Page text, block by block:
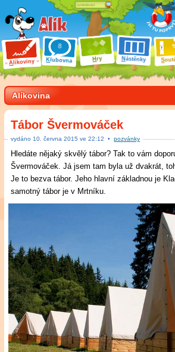
Alíkoviny Klubovna Hry Nástěnky S
Alíkovina
Tábor Švermováček
vydáno 10. června 2015 ve 22:12 • pozvánky
Hledáte nějaký skvělý tábor? Tak to vám
Švermováček. Já jsem tam byla už dvakrát,
Je to bezva tábor. Jeho hlavní základnou je
samotný tábor je v Mrtníku.